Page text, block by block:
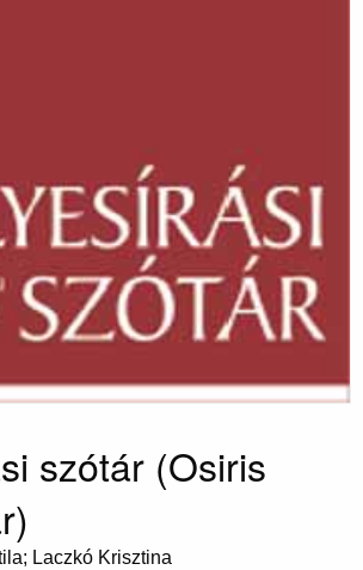
szótár (Osiris
Laczkó Krisztina